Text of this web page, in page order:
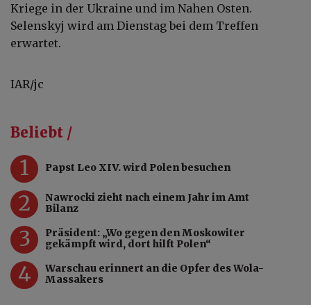
Kriege in der Ukraine und im Nahen Osten.
Selenskyj wird am Dienstag bei dem Treffen
erwartet.
IAR/jc
Beliebt /
1 Papst Leo XIV. wird Polen besuchen
2
Nawrocki zieht nach einem Jahr im Amt
Bilanz
3
Präsident: „Wo gegen den Moskowiter
gekämpft wird, dort hilft Polen“
4
Warschau erinnert an die Opfer des Wola-
Massakers